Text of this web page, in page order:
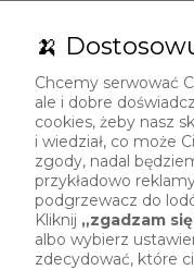
🍌
Chcemy serwować
ale i dobre
cookies, żeby nasz
i wiedział, co może
zgody, nadal
przykładowo
podgrzewacz do
Kliknij „zgadzam
albo wybierz
zdecydować, które